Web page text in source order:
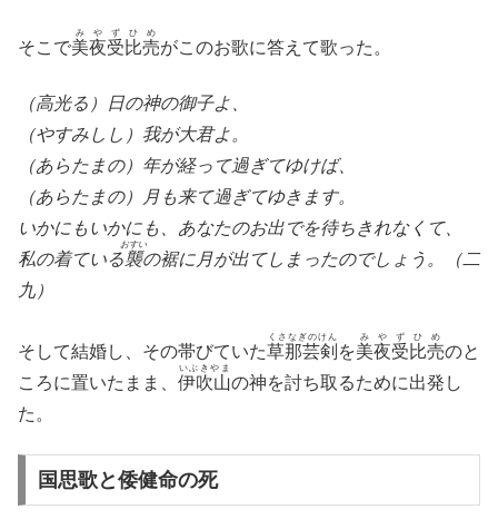
そこで美夜受比売
みやずひめ
がこのお歌に答えて歌った。
（高光る）日の神の御子よ、
（やすみしし）我が大君よ。
（あらたまの）年が経って過ぎてゆけば、
（あらたまの）月も来て過ぎてゆきます。
いかにもいかにも、あなたのお出でを待ちきれなくて、
私の着ている襲
おすい
の裾に月が出てしまったのでしょう。（二
九）
そして結婚し、その帯びていた草那芸剣
くさなぎのけん
を美夜受比売
みやずひめ
のと
ころに置いたまま、 伊吹山
いぶきやま
の神を討ち取るために出発し
た。
国思歌と倭健命の死